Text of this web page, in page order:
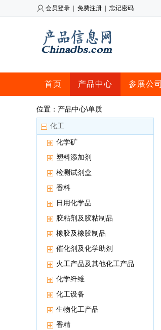
会员登录 免费注册 忘记密码
首页 产品中心 参展公司
位置：产品中心\单质
化工
化学矿
塑料添加剂
检测试剂盒
香料
日用化学品
胶粘剂及胶粘制品
橡胶及橡胶制品
催化剂及化学助剂
火工产品及其他化工产品
化学纤维
化工设备
生物化工产品
香精